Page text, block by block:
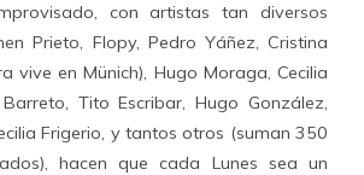
con artistas tan diversos
Prieto, Flopy, Pedro Yáñez, Cristina
vive en Münich), Hugo Moraga, Cecilia
Tito Escribar, Hugo González,
Frigerio, y tantos otros (suman 350
hacen que cada Lunes sea un